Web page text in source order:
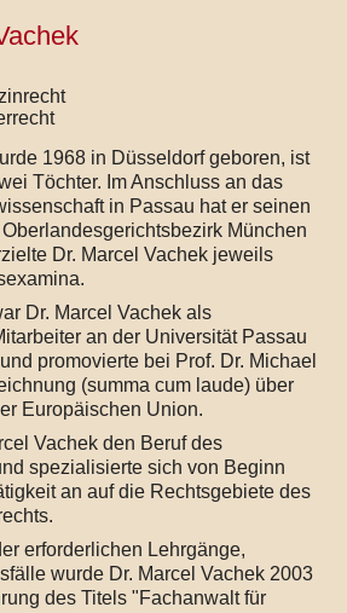
1968 in Düsseldorf geboren, ist
Töchter. Im Anschluss an das
in Passau hat er seinen
München
Dr. Marcel Vachek jeweils
Dr. Marcel Vachek als
an der Universität Passau
promovierte bei Prof. Dr. Michael
(summa cum laude) über
Europäischen Union.
Vachek den Beruf des
spezialisierte sich von Beginn
an auf die Rechtsgebiete des
erforderlichen Lehrgänge,
wurde Dr. Marcel Vachek 2003
des Titels "Fachanwalt für